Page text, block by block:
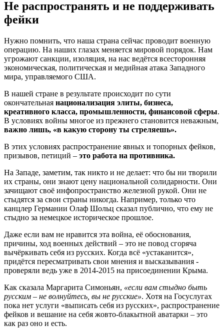
Не распространять и не поддерживать
фейки
Нужно помнить, что наша страна сейчас проводит военную
операцию. На наших глазах меняется мировой порядок. Нам
угрожают санкции, изоляция, на нас ведётся всесторонняя
экономическая, политическая и медийная атака Западного
мира, управляемого США.
В нашей стране в результате происходит по сути
окончательная национализация элиты, бизнеса,
креативного класса, промышленности, финансовой сферы.
В условиях войны многое из прежнего становится неважным,
важно лишь, «в какую сторону ты стреляешь».
В этих условиях распространение явных и топорных фейков,
призывов, петиций – это работа на противника.
На Западе, заметим, так никто и не делает: что бы ни творили
их страны, они знают цену национальной солидарности. Они
зачищают своё инфопространство железной рукой. Они не
стыдятся за свои страны никогда. Например, только что
канцлер Германии Олаф Шольц сказал публично, что ему не
стыдно за немецкое историческое прошлое.
Даже если вам не нравится эта война, её обоснования,
причины, ход военных действий – это не повод сгоряча
вычёркивать себя из русских. Когда всё «устаканится»,
придётся пересматривать свои мнения и высказывания -
проверяли ведь уже в 2014-2015 на присоединении Крыма.
Как сказала Маргарита Симоньян, «если вам стыдно быть
русским – не волнуйтесь, вы не русские». Хотя на Госуслугах
пока нет услуги «выписать себя из русских», распространение
фейков и вешание на себя жовто-блакытной аватарки – это
как раз оно и есть.